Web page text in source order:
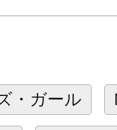
組立てや加工
。
・ガール